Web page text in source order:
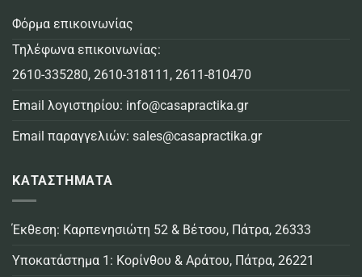
Φόρμα επικοινωνίας
Τηλέφωνα επικοινωνίας:
2610-335280, 2610-318111 , 2611-810470
Email λογιστηρίου: info@casapractika.gr
Email παραγγελιών: sales@casapractika.gr
ΚΑΤΑΣΤΗΜΑΤΑ
Έκθεση: Καρπενησιώτη 52 & Βέτσου, Πάτρα, 26333
Υποκατάστημα 1: Κορίνθου & Αράτου, Πάτρα, 26221